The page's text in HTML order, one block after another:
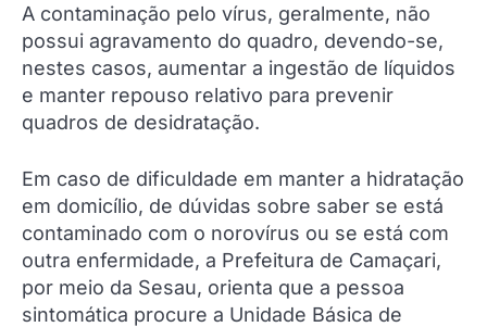
A contaminação pelo vírus, geralmente, não
possui agravamento do quadro, devendo-se,
nestes casos, aumentar a ingestão de líquidos
e manter repouso relativo para prevenir
quadros de desidratação.
Em caso de dificuldade em manter a hidratação
em domicílio, de dúvidas sobre saber se está
contaminado com o norovírus ou se está com
outra enfermidade, a Prefeitura de Camaçari,
por meio da Sesau, orienta que a pessoa
sintomática procure a Unidade Básica de